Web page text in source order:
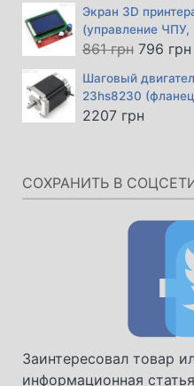
Экран 3D
(управление ЧПУ,
861грн
861 грн.
796 грн
Шаговый
23hs8230
2207 грн
СОХРАНИТЬ В
Заинтересовал товар
информационная